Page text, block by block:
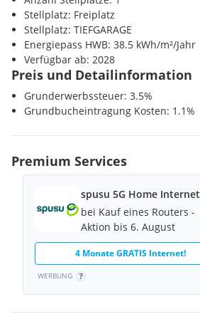
Der Vermittler ist als Doppelmakler tätig.
Stellplatz: Freiplatz
Stellplatz: TIEFGARAGE
Energiepass HWB: 38.5 kWh/m²/Jahr
Verfügbar ab: 2028
Preis und Detailinformation
Grunderwerbssteuer: 3.5%
Grundbucheintragung Kosten: 1.1%
Premium Services
spusu 5G Home Internet
bei Kauf eines Routers -
Aktion bis 6. August
4 Monate GRATIS Internet!
WERBUNG